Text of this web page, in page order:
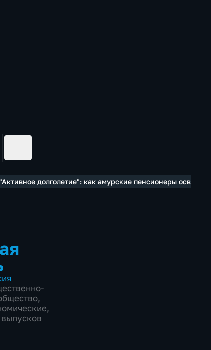
долголетие": как амурские пенсионеры
,
,
выпусков